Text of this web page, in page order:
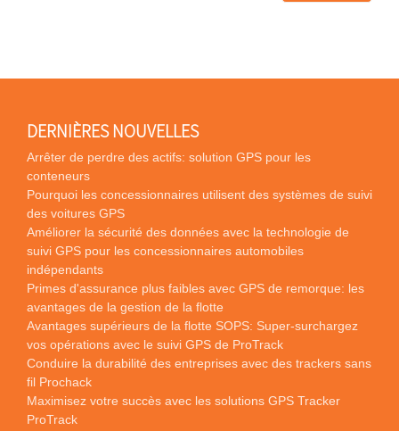
DERNIÈRES NOUVELLES
Arrêter de perdre des actifs: solution GPS pour les
conteneurs
Pourquoi les concessionnaires utilisent des systèmes de suivi
des voitures GPS
Améliorer la sécurité des données avec la technologie de
suivi GPS pour les concessionnaires automobiles
indépendants
Primes d'assurance plus faibles avec GPS de remorque: les
avantages de la gestion de la flotte
Avantages supérieurs de la flotte SOPS: Super-surchargez
vos opérations avec le suivi GPS de ProTrack
Conduire la durabilité des entreprises avec des trackers sans
fil Prochack
Maximisez votre succès avec les solutions GPS Tracker
ProTrack